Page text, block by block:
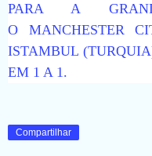
PARA A
O MANCHESTER
ISTAMBUL
EM 1 A 1.
Compartilhar